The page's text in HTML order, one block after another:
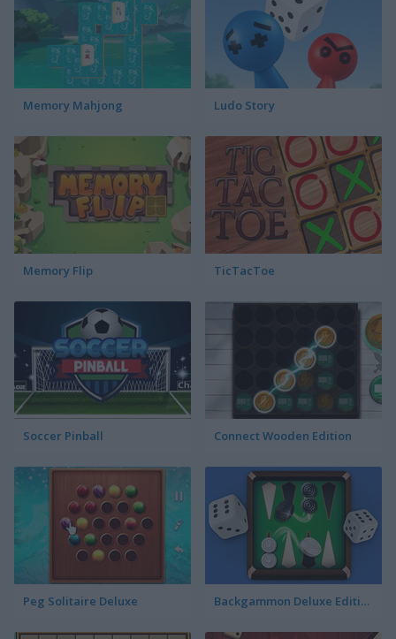
Memory Mahjong Ludo Story
Memory Flip TicTacToe
Soccer Pinball Connect Wooden Edition
Peg Solitaire Deluxe Backgammon Deluxe Edition